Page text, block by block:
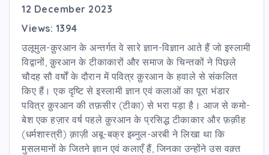
12 December 2023
Views: 1394
उलूमुल-क़ुरआन के अन्तर्गत वे सारे ज्ञान-विज्ञान आते हैं जो इस्लामी
विद्वानों, क़ुरआन के टीकाकारों और समाज के चिन्तकों ने पिछले
चौदह सौ वर्षों के दौरान में पवित्र क़ुरआन के हवाले से संकलित
किए हैं। एक दृष्टि से इस्लामी ज्ञान एवं कलाओं का पूरा भंडार
पवित्र क़ुरआन की तफ़सीर (टीका) से भरा पड़ा है। आज से कमो-
बेश एक हज़ार वर्ष पहले क़ुरआन के प्रसिद्ध टीकाकार और फ़क़ीह
(धर्मशास्त्री) क़ाज़ी अबू-बक्र इब्नुल-अरबी ने लिखा था कि
मुसलमानों के जितने ज्ञान एवं कलाएँ हैं, जिनका उन्होंने उस वक़्त